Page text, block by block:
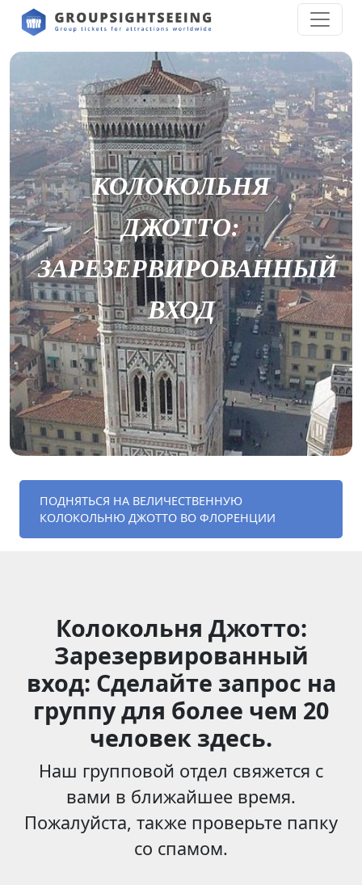
КОЛОКОЛЬНЯ
ДЖОТТО:
ЗАРЕЗЕРВИРОВАННЫЙ
ВХОД
ПОДНЯТЬСЯ НА ВЕЛИЧЕСТВЕННУЮ
КОЛОКОЛЬНЮ ДЖОТТО ВО ФЛОРЕНЦИИ
Колокольня Джотто:
Зарезервированный
вход: Сделайте запрос на
группу для более чем 20
человек здесь.
Наш групповой отдел свяжется с
вами в ближайшее время.
Пожалуйста, также проверьте папку
со спамом.